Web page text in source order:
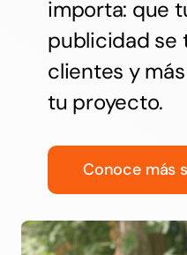
importa: que
publicidad se
clientes y
tu proyecto.
Conoce más